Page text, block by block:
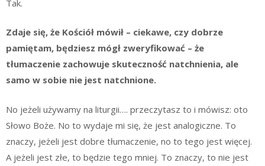
Tak.
Zdaje się, że Kościół mówił – ciekawe, czy dobrze
pamiętam, będziesz mógł zweryfikować – że
tłumaczenie zachowuje skuteczność natchnienia, ale
samo w sobie nie jest natchnione.
No jeżeli używamy na liturgii…. przeczytasz to i mówisz: oto
Słowo Boże. No to wydaje mi się, że jest analogiczne. To
znaczy, jeżeli jest dobre tłumaczenie, no to tego jest więcej.
A jeżeli jest złe, to będzie tego mniej. To znaczy, to nie jest